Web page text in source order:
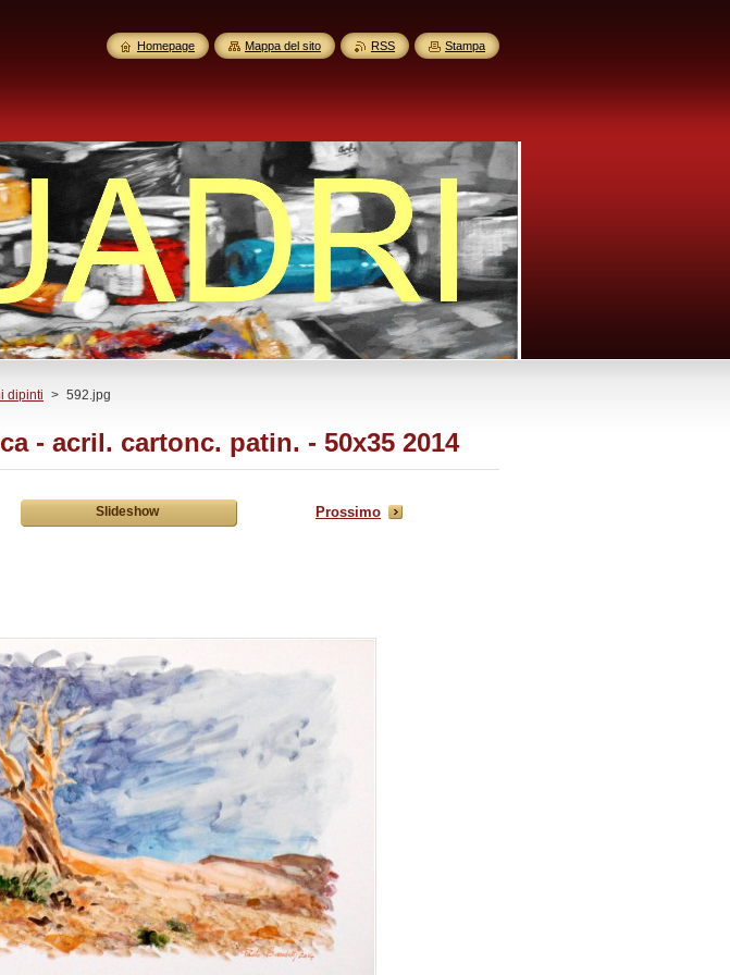
dipinti > 592.jpg
- acril. cartonc. patin. - 50x35 2014
Slideshow Prossimo
Homepage Mappa del sito RSS Stampa